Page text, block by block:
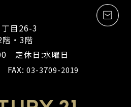
目26-3
階・3階
定休日:水曜日
03-3709-2019